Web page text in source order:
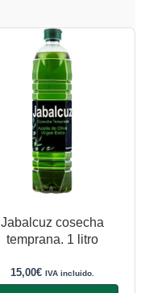
Jabalcuz cosecha
temprana. 1 litro
15,00€ IVA incluido.